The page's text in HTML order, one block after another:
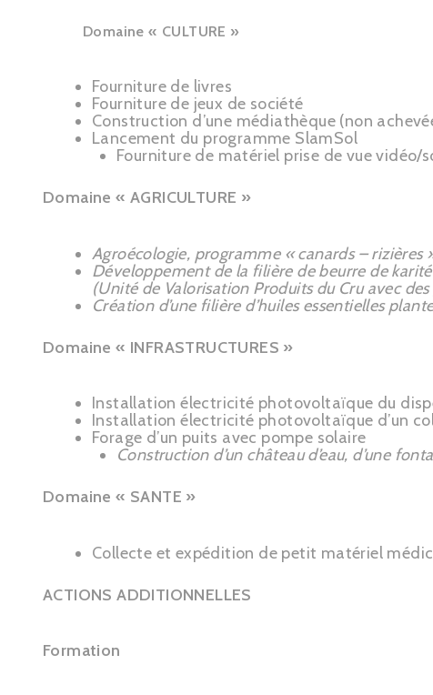
Domaine « CULTURE »
Fourniture de livres
Fourniture de jeux de société
Construction d’une médiathèque (non
Lancement du programme SlamSol
Fourniture de matériel prise de vue vidéo/
Domaine « AGRICULTURE »
Agroécologie, programme « canards – rizières
Développement de la filière de beurre de karité
(Unité de Valorisation Produits du Cru avec
Création d’une filière d’huiles essentielles
Domaine « INFRASTRUCTURES »
Installation électricité photovoltaïque du
Installation électricité photovoltaïque d’un
Forage d’un puits avec pompe solaire
Construction d’un château d’eau, d’une
Domaine « SANTE »
Collecte et expédition de petit matériel
ACTIONS ADDITIONNELLES
Formation